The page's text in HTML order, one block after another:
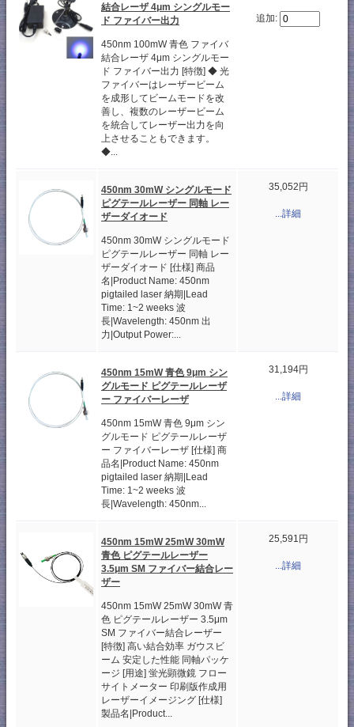
結合レーザ 4μm シングルモー
ド ファイバー出力
450nm 100mW 青色 ファイバ
結合レーザ 4μm シングルモー
ド ファイバー出力 [特徴] ◆ 光
ファイバーはレーザービーム
を成形してビームモードを改
善し、複数のレーザービーム
を統合してレーザー出力を向
上させることもできます。
◆...
追加:
450nm 30mW シングルモード
ピグテールレーザー 同軸 レー
ザーダイオード
450nm 30mW シングルモード
ピグテールレーザー 同軸 レー
ザーダイオード [仕様] 商品
名|Product Name: 450nm
pigtailed laser 納期|Lead
Time: 1~2 weeks 波
長|Wavelength: 450nm 出
力|Output Power:...
35,052円
...詳細
450nm 15mW 青色 9μm シン
グルモード ピグテールレーザ
ー ファイバーレーザ
450nm 15mW 青色 9μm シン
グルモード ピグテールレーザ
ー ファイバーレーザ [仕様] 商
品名|Product Name: 450nm
pigtailed laser 納期|Lead
Time: 1~2 weeks 波
長|Wavelength: 450nm...
31,194円
...詳細
450nm 15mW 25mW 30mW
青色 ピグテールレーザー
3.5μm SM ファイバー結合レー
ザー
450nm 15mW 25mW 30mW 青
色 ピグテールレーザー 3.5μm
SM ファイバー結合レーザー
[特徴] 高い結合効率 ガウスビ
ーム 安定した性能 同軸パッケ
ージ [用途] 蛍光顕微鏡 フロー
サイトメーター 印刷版作成用
レーザーイメージング [仕様]
製品名|Product...
25,591円
...詳細